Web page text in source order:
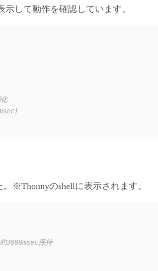
して動作を確認しています。
※Thonnyのshellに表示されます。
3000msec保持